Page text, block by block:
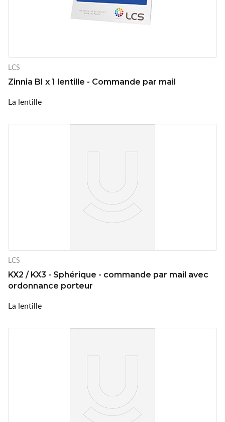
LCS
Zinnia BI x 1 lentille - Commande par mail
La lentille
LCS
KX2 / KX3 - Sphérique - commande par mail avec
ordonnance porteur
La lentille